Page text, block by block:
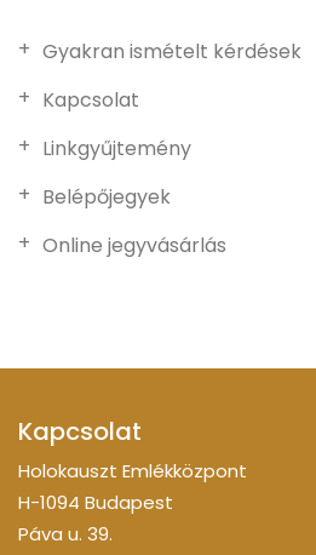
Gyakran ismételt kérdések
Kapcsolat
Linkgyűjtemény
Belépőjegyek
Online jegyvásárlás
Kapcsolat
Holokauszt Emlékközpont
H-1094 Budapest
Páva u. 39.